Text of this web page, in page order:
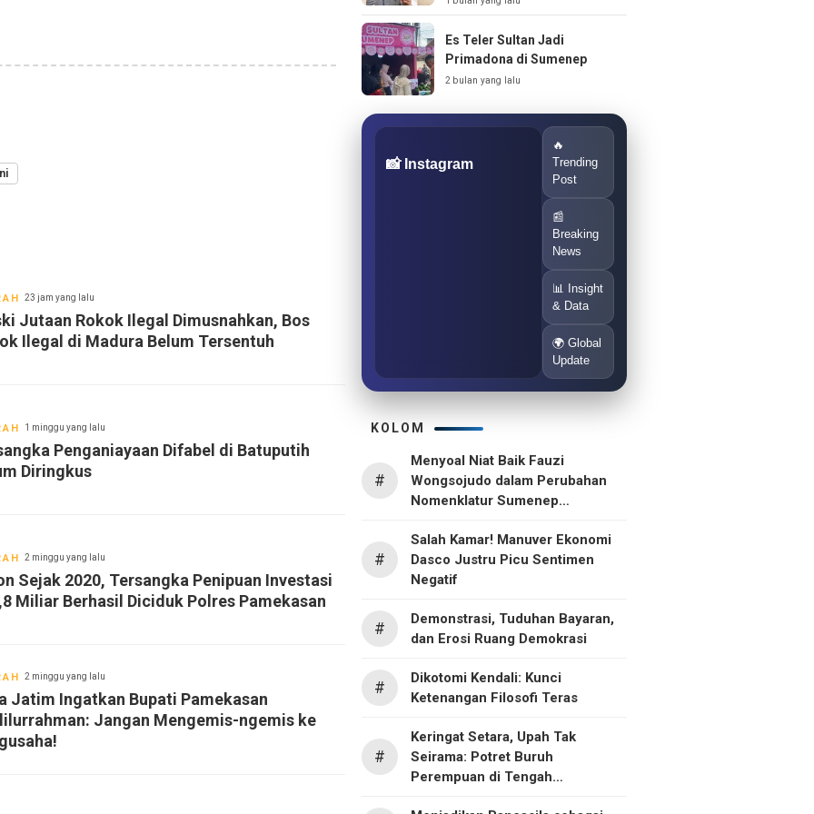
23 jam yang lalu
Jutaan Rokok Ilegal Dimusnahkan, Bos
Ilegal di Madura Belum Tersentuh
1 minggu yang lalu
Penganiayaan Difabel di Batuputih
Diringkus
2 minggu yang lalu
Sejak 2020, Tersangka Penipuan Investasi
Miliar Berhasil Diciduk Polres Pamekasan
2 minggu yang lalu
Jatim Ingatkan Bupati Pamekasan
Jangan Mengemis-ngemis ke
Es Teler Sultan Jadi
Primadona di Sumenep
2 bulan yang lalu
📸 Instagram
🔥
Trending
Post
📰
Breaking
News
📊 Insight
& Data
🌍 Global
Update
KOLOM
#
Menyoal Niat Baik Fauzi
Wongsojudo dalam Perubahan
Nomenklatur Sumenep
#
Salah Kamar! Manuver Ekonomi
Dasco Justru Picu Sentimen
Negatif
#
Demonstrasi, Tuduhan Bayaran,
dan Erosi Ruang Demokrasi
#
Dikotomi Kendali: Kunci
Ketenangan Filosofi Teras
#
Keringat Setara, Upah Tak
Seirama: Potret Buruh
Perempuan di Tengah